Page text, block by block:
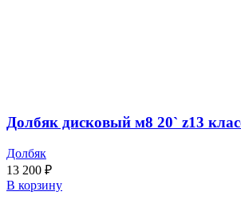
Долбяк дисковый м8 20` z13
Долбяк
13 200 ₽
В корзину